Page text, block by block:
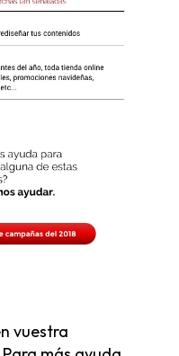
vuestra